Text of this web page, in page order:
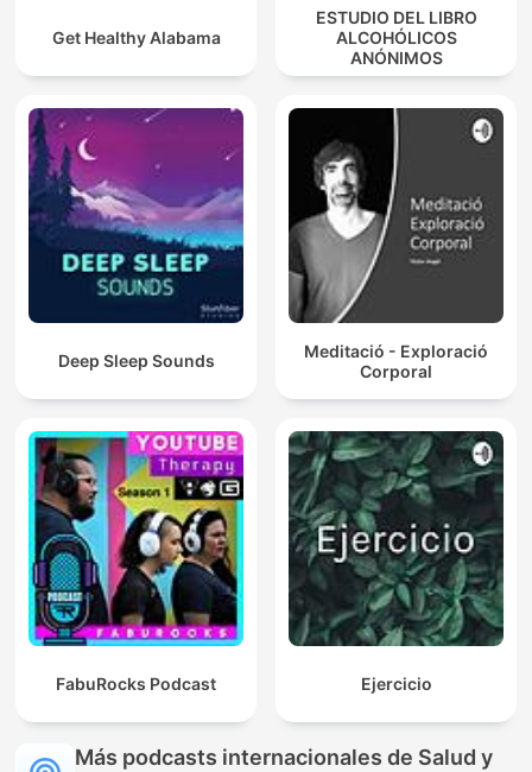
Get Healthy Alabama
ESTUDIO DEL LIBRO
ALCOHÓLICOS
ANÓNIMOS
Deep Sleep Sounds
Meditació - Exploració
Corporal
FabuRocks Podcast Ejercicio
Más podcasts internacionales de Salud y